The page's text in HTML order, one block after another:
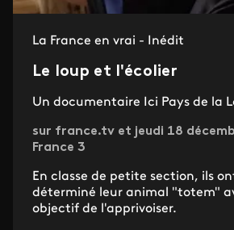
La France en vrai - Inédit
Le loup et l'écolier
Un documentaire Ici Pays de la
sur france.tv et jeudi 18
France 3
En classe de petite section, ils
déterminé leur animal "totem"
objectif de l'apprivoiser.